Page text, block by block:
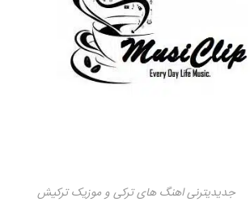
جدیدیترنی اهنگ های ترکی و موزیک ترکیش